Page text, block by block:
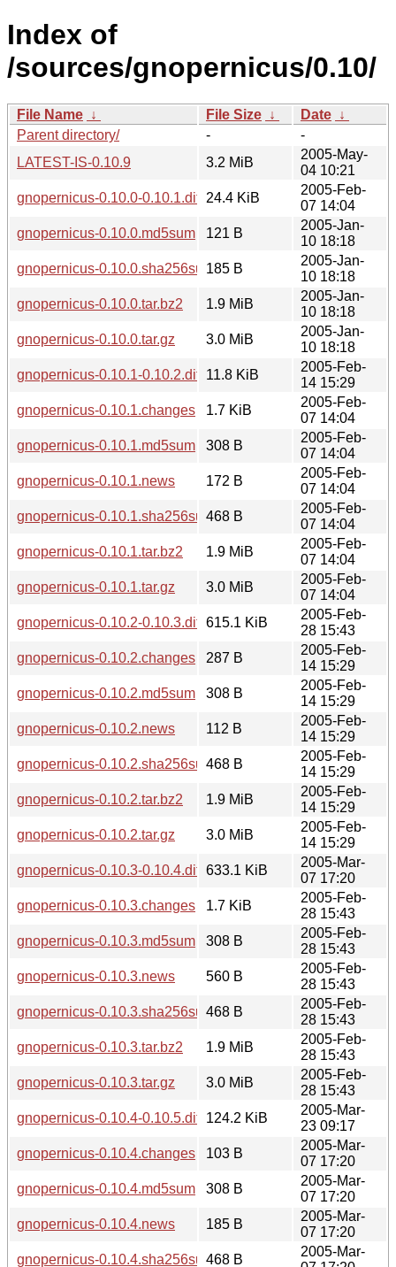
Index of
/sources/gnopernicus/0.10/
File Name ↓ File Size ↓ Date ↓
Parent directory/
-
-
LATEST-IS-0.10.9
3.2 MiB
2005-May-
04 10:21
gnopernicus-0.10.0-0.10.1.diff.gz24.4 KiB
2005-Feb-
07 14:04
gnopernicus-0.10.0.md5sum
121 B
2005-Jan-
10 18:18
gnopernicus-0.10.0.sha256sum185 B
2005-Jan-
10 18:18
gnopernicus-0.10.0.tar.bz2
1.9 MiB
2005-Jan-
10 18:18
gnopernicus-0.10.0.tar.gz
3.0 MiB
2005-Jan-
10 18:18
gnopernicus-0.10.1-0.10.2.diff.gz11.8 KiB
2005-Feb-
14 15:29
gnopernicus-0.10.1.changes
1.7 KiB
2005-Feb-
07 14:04
gnopernicus-0.10.1.md5sum
308 B
2005-Feb-
07 14:04
gnopernicus-0.10.1.news
172 B
2005-Feb-
07 14:04
gnopernicus-0.10.1.sha256sum468 B
2005-Feb-
07 14:04
gnopernicus-0.10.1.tar.bz2
1.9 MiB
2005-Feb-
07 14:04
gnopernicus-0.10.1.tar.gz
3.0 MiB
2005-Feb-
07 14:04
gnopernicus-0.10.2-0.10.3.diff.gz615.1 KiB
2005-Feb-
28 15:43
gnopernicus-0.10.2.changes
287 B
2005-Feb-
14 15:29
gnopernicus-0.10.2.md5sum
308 B
2005-Feb-
14 15:29
gnopernicus-0.10.2.news
112 B
2005-Feb-
14 15:29
gnopernicus-0.10.2.sha256sum468 B
2005-Feb-
14 15:29
gnopernicus-0.10.2.tar.bz2
1.9 MiB
2005-Feb-
14 15:29
gnopernicus-0.10.2.tar.gz
3.0 MiB
2005-Feb-
14 15:29
gnopernicus-0.10.3-0.10.4.diff.gz633.1 KiB
2005-Mar-
07 17:20
gnopernicus-0.10.3.changes
1.7 KiB
2005-Feb-
28 15:43
gnopernicus-0.10.3.md5sum
308 B
2005-Feb-
28 15:43
gnopernicus-0.10.3.news
560 B
2005-Feb-
28 15:43
gnopernicus-0.10.3.sha256sum468 B
2005-Feb-
28 15:43
gnopernicus-0.10.3.tar.bz2
1.9 MiB
2005-Feb-
28 15:43
gnopernicus-0.10.3.tar.gz
3.0 MiB
2005-Feb-
28 15:43
gnopernicus-0.10.4-0.10.5.diff.gz124.2 KiB
2005-Mar-
23 09:17
gnopernicus-0.10.4.changes
103 B
2005-Mar-
07 17:20
gnopernicus-0.10.4.md5sum
308 B
2005-Mar-
07 17:20
gnopernicus-0.10.4.news
185 B
2005-Mar-
07 17:20
gnopernicus-0.10.4.sha256sum468 B
2005-Mar-